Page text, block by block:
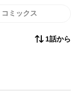
コミックス
1話から